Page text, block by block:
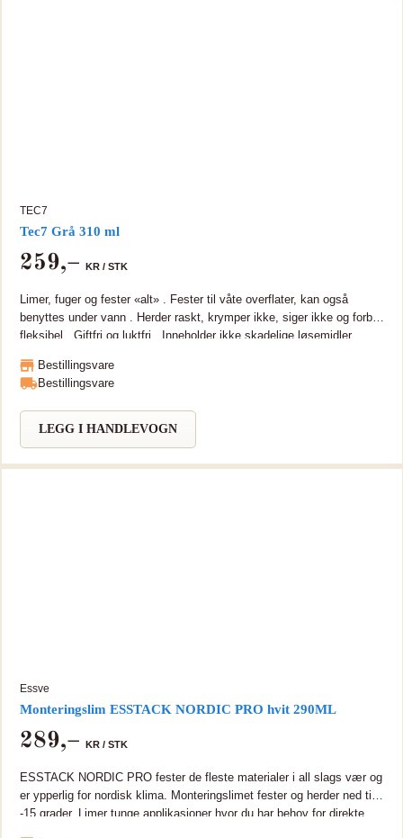
TEC7
Tec7 Grå 310 ml
259,– KR / STK
Limer, fuger og fester «alt» . Fester til våte overflater, kan også
benyttes under vann . Herder raskt, krymper ikke, siger ikke og forblir
fleksibel . Giftfri og luktfri . Inneholder ikke skadelige løsemidler .
brukes som monteringslim, tettemasse eller fugemasse på de fleste
materialer. TEC7 er miljøvennlig og næringsmiddelgodkjent,
ftalater, isocyanater eller skadelige løsemidler. TEC7 tåler å fryse og
tine gjentatte ganger i sin forpakning uten å miste sine egenskaper.
TEC7 fester godt selv om overflaten er fuktig, og kan til og med
Bestillingsvare
Bestillingsvare
LEGG I HANDLEVOGN
Essve
Monteringslim ESSTACK NORDIC PRO hvit 290ML
289,– KR / STK
ESSTACK NORDIC PRO fester de fleste materialer i all slags vær og
er ypperlig for nordisk klima. Monteringslimet fester og herder ned til
-15 grader. Limer tunge applikasjoner hvor du har behov for direkte